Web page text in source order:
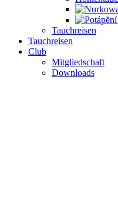
Tauchreisen
Tauchreisen
Club
Mitgliedschaft
Downloads